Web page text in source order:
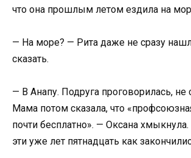
что она прошлым летом ездила на
— На море? — Рита даже не сразу
сказать.
— В Анапу. Подруга проговорилась, не
Мама потом сказала, что
почти бесплатно». — Оксана
эти уже лет пятнадцать как